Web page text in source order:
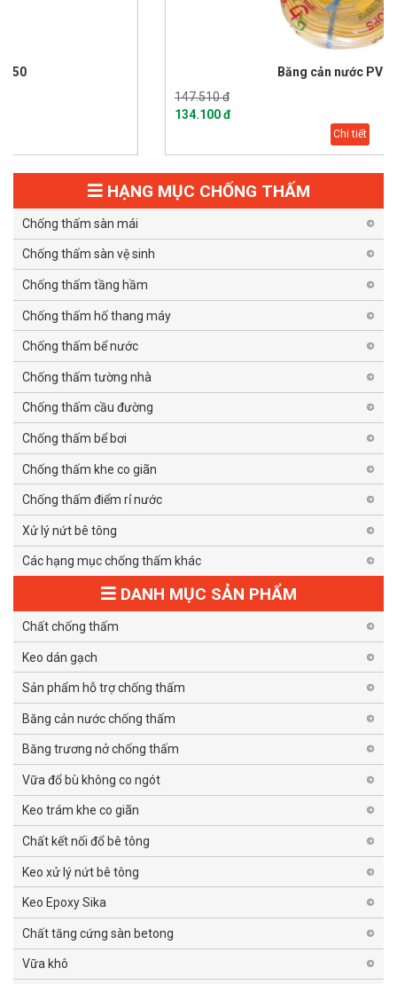
Băng cản nước PVC V200
HẠNG MỤC CHỐNG THẤM
Chống thấm sàn mái
Chống thấm sàn vệ sinh
Chống thấm tầng hầm
Chống thấm hố thang máy
Chống thấm bể nước
Chống thấm tường nhà
Chống thấm cầu đường
Chống thấm bể bơi
Chống thấm khe co giãn
Chống thấm điểm rỉ nước
Xử lý nứt bê tông
Các hạng mục chống thấm khác
DANH MỤC SẢN PHẨM
Chất chống thấm
Keo dán gạch
Sản phẩm hỗ trợ chống thấm
Băng cản nước chống thấm
Băng trương nở chống thấm
Vữa đổ bù không co ngót
Keo trám khe co giãn
Chất kết nối đổ bê tông
Keo xử lý nứt bê tông
Keo Epoxy Sika
Chất tăng cứng sàn betong
Vữa khô